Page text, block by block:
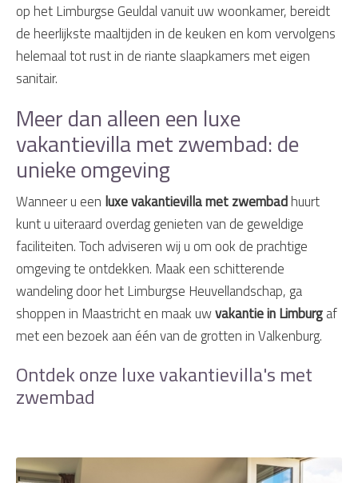
op het Limburgse Geuldal vanuit uw woonkamer, bereidt
de heerlijkste maaltijden in de keuken en kom vervolgens
helemaal tot rust in de riante slaapkamers met eigen
sanitair.
Meer dan alleen een luxe
vakantievilla met zwembad: de
unieke omgeving
Wanneer u een luxe vakantievilla met zwembadhuurt
kunt u uiteraard overdag genieten van de geweldige
faciliteiten. Toch adviseren wij u om ook de prachtige
omgeving te ontdekken. Maak een schitterende
wandeling door het Limburgse Heuvellandschap, ga
shoppen in Maastricht en maak uwvakantie in Limburgaf
met een bezoek aan één van de grotten in Valkenburg.
Ontdek onze luxe vakantievilla's met
zwembad